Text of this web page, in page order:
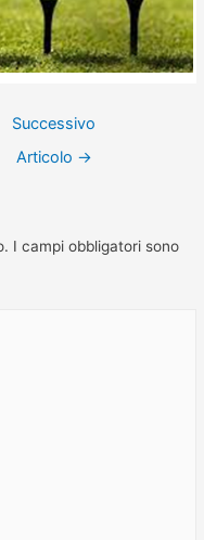
Successivo
Articolo →
I campi obbligatori sono